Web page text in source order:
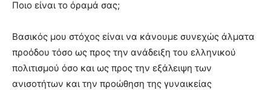
Ποιο είναι το όραμά σας;
Βασικός μου στόχος είναι να κάνουμε συνεχώς άλματα
προόδου τόσο ως προς την ανάδειξη του ελληνικού
πολιτισμού όσο και ως προς την εξάλειψη των
ανισοτήτων και την προώθηση της γυναικείας